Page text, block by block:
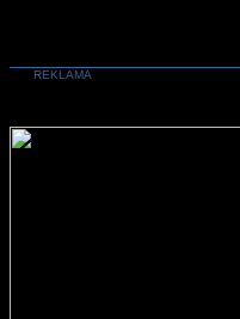
REKLAMA